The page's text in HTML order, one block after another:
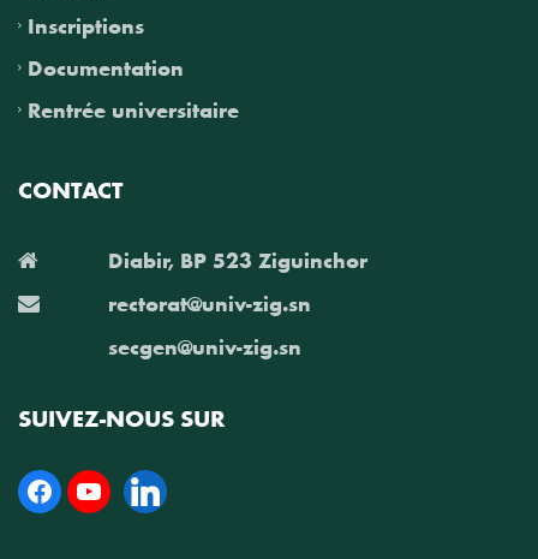
Inscriptions
Documentation
Rentrée universitaire
CONTACT
Diabir, BP 523 Ziguinchor
rectorat@univ-zig.sn
secgen@univ-zig.sn
SUIVEZ-NOUS SUR
Facebook
YouTubeLinkedin